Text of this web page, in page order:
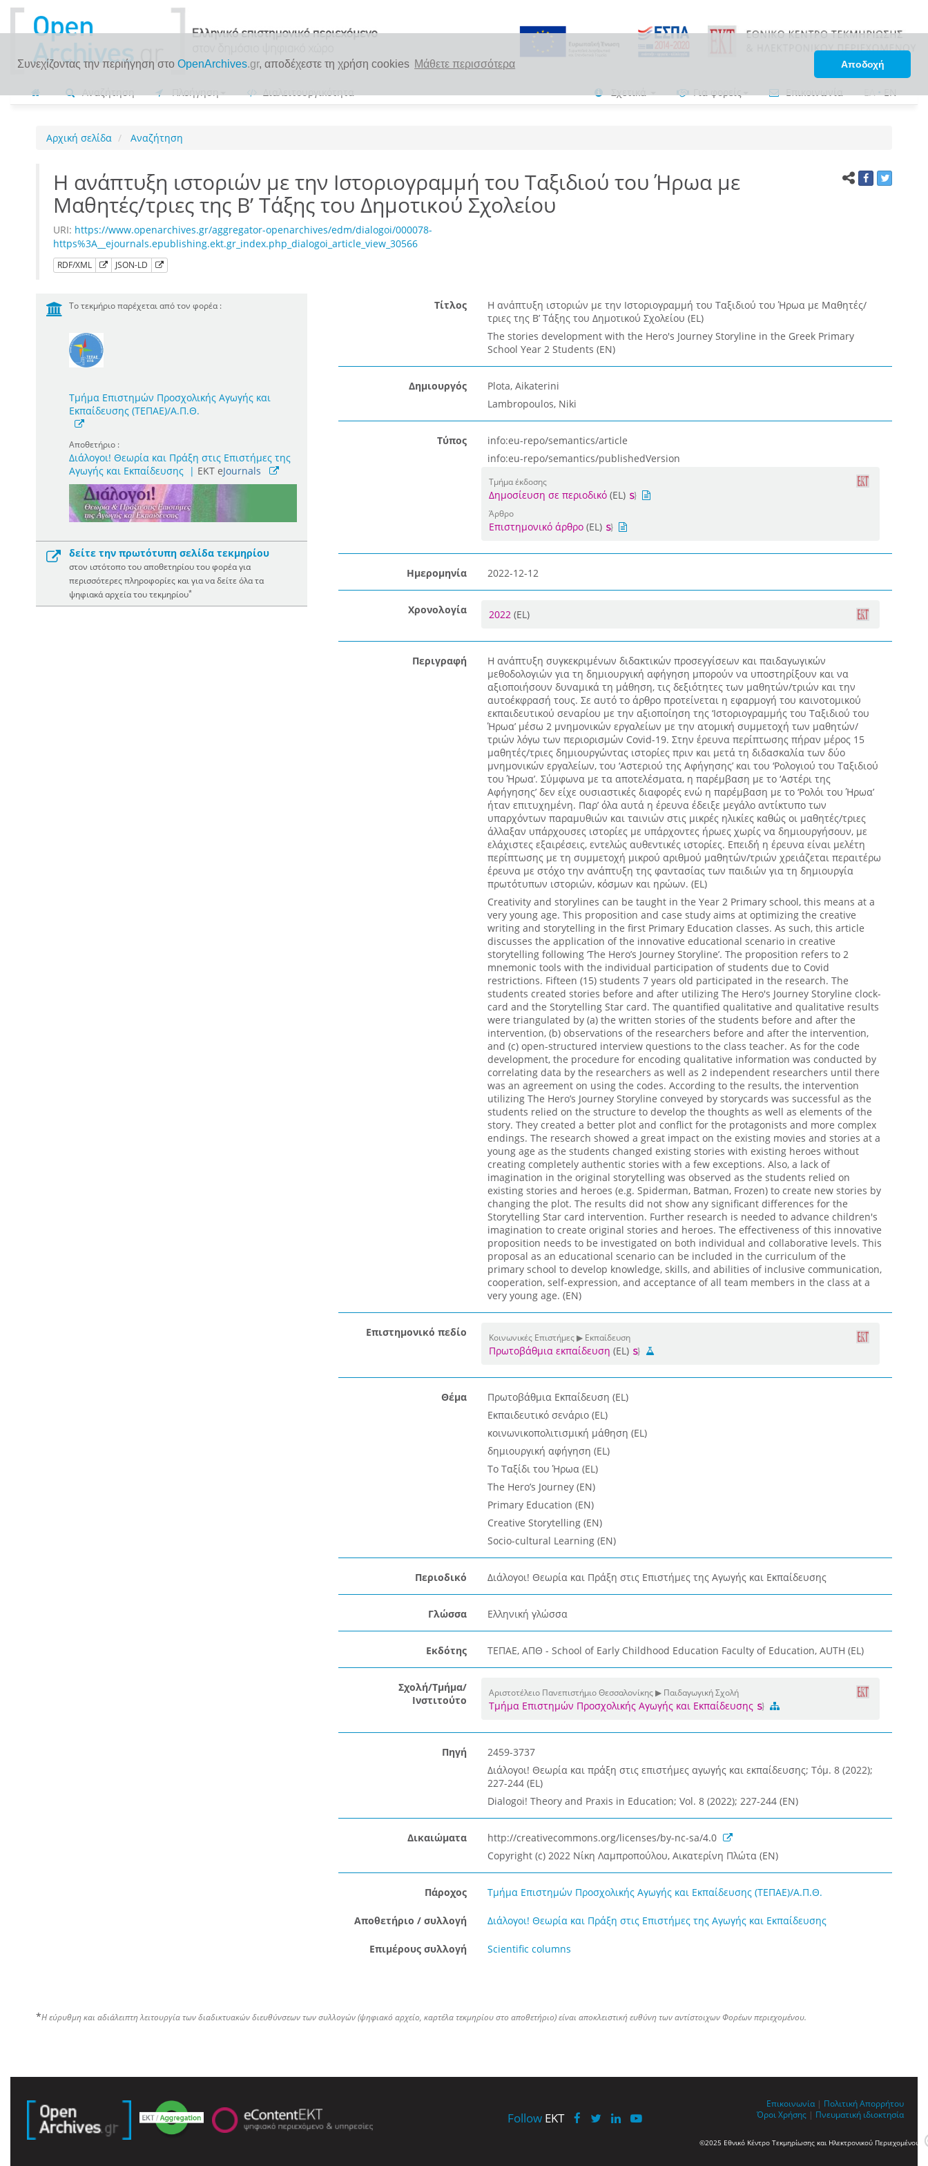
Συνεχίζοντας την περιήγηση στο OpenArchives.gr, αποδέχεστε τη χρήση cookies Μάθετε περισσότερα Αποδοχή
Αναζήτηση Πλοήγηση Διαλειτουργικότητα Σχετικά Για φορείς Επικοινωνία ΕΛ•EN
Αρχική σελίδα Αναζήτηση
Η ανάπτυξη ιστοριών με την Ιστοριογραμμή του Ταξιδιού του Ήρωα με
Μαθητές/τριες της Β’ Τάξης του Δημοτικού Σχολείου
URI: https://www.openarchives.gr/aggregator-openarchives/edm/dialogoi/000078-
https%3A__ejournals.epublishing.ekt.gr_index.php_dialogoi_article_view_30566
RDF/XML JSON-LD
Το τεκμήριο παρέχεται από τον φορέα :
Τμήμα Επιστημών Προσχολικής Αγωγής και
Εκπαίδευσης (ΤΕΠΑΕ)/Α.Π.Θ.
Αποθετήριο :
Διάλογοι! Θεωρία και Πράξη στις Επιστήμες της
Αγωγής και Εκπαίδευσης | ΕΚΤ eJournals
δείτε την πρωτότυπη σελίδα τεκμηρίου
στον ιστότοπο του αποθετηρίου του φορέα για
περισσότερες πληροφορίες και για να δείτε όλα τα
ψηφιακά αρχεία του τεκμηρίου*
Τίτλος
Η ανάπτυξη ιστοριών με την Ιστοριογραμμή του Ταξιδιού του Ήρωα με Μαθητές/
τριες της Β’ Τάξης του Δημοτικού Σχολείου (EL)
The stories development with the Hero's Journey Storyline in the Greek Primary
School Year 2 Students (EN)
Δημιουργός
Plota, Aikaterini
Lambropoulos, Niki
Τύπος
info:eu-repo/semantics/article
info:eu-repo/semantics/publishedVersion
Τμήμα έκδοσης
Δημοσίευση σε περιοδικό(EL)
Άρθρο
Επιστημονικό άρθρο(EL)
Ημερομηνία 2022-12-12
Χρονολογία 2022 (EL)
Περιγραφή
Η ανάπτυξη συγκεκριμένων διδακτικών προσεγγίσεων και παιδαγωγικών
μεθοδολογιών για τη δημιουργική αφήγηση μπορούν να υποστηρίξουν και να
αξιοποιήσουν δυναμικά τη μάθηση, τις δεξιότητες των μαθητών/τριών και την
αυτοέκφρασή τους. Σε αυτό το άρθρο προτείνεται η εφαρμογή του καινοτομικού
εκπαιδευτικού σεναρίου με την αξιοποίηση της ‘Ιστοριογραμμής του Ταξιδιού του
Ήρωα’ μέσω 2 μνημονικών εργαλείων με την ατομική συμμετοχή των μαθητών/
τριών λόγω των περιορισμών Covid-19. Στην έρευνα περίπτωσης πήραν μέρος 15
μαθητές/τριες δημιουργώντας ιστορίες πριν και μετά τη διδασκαλία των δύο
μνημονικών εργαλείων, του ‘Αστεριού της Αφήγησης’ και του ‘Ρολογιού του Ταξιδιού
του Ήρωα’. Σύμφωνα με τα αποτελέσματα, η παρέμβαση με το ‘Αστέρι της
Αφήγησης’ δεν είχε ουσιαστικές διαφορές ενώ η παρέμβαση με το ‘Ρολόι του Ήρωα’
ήταν επιτυχημένη. Παρ’ όλα αυτά η έρευνα έδειξε μεγάλο αντίκτυπο των
υπαρχόντων παραμυθιών και ταινιών στις μικρές ηλικίες καθώς οι μαθητές/τριες
άλλαξαν υπάρχουσες ιστορίες με υπάρχοντες ήρωες χωρίς να δημιουργήσουν, με
ελάχιστες εξαιρέσεις, εντελώς αυθεντικές ιστορίες. Επειδή η έρευνα είναι μελέτη
περίπτωσης με τη συμμετοχή μικρού αριθμού μαθητών/τριών χρειάζεται περαιτέρω
έρευνα με στόχο την ανάπτυξη της φαντασίας των παιδιών για τη δημιουργία
πρωτότυπων ιστοριών, κόσμων και ηρώων. (EL)
Creativity and storylines can be taught in the Year 2 Primary school, this means at a
very young age. This proposition and case study aims at optimizing the creative
writing and storytelling in the first Primary Education classes. As such, this article
discusses the application of the innovative educational scenario in creative
storytelling following ‘The Hero’s Journey Storyline’. The proposition refers to 2
mnemonic tools with the individual participation of students due to Covid
restrictions. Fifteen (15) students 7 years old participated in the research. The
students created stories before and after utilizing The Hero's Journey Storyline clock-
card and the Storytelling Star card. The quantified qualitative and qualitative results
were triangulated by (a) the written stories of the students before and after the
intervention, (b) observations of the researchers before and after the intervention,
and (c) open-structured interview questions to the class teacher. As for the code
development, the procedure for encoding qualitative information was conducted by
correlating data by the researchers as well as 2 independent researchers until there
was an agreement on using the codes. According to the results, the intervention
utilizing The Hero’s Journey Storyline conveyed by storycards was successful as the
students relied on the structure to develop the thoughts as well as elements of the
story. They created a better plot and conflict for the protagonists and more complex
endings. The research showed a great impact on the existing movies and stories at a
young age as the students changed existing stories with existing heroes without
creating completely authentic stories with a few exceptions. Also, a lack of
imagination in the original storytelling was observed as the students relied on
existing stories and heroes (e.g. Spiderman, Batman, Frozen) to create new stories by
changing the plot. The results did not show any significant differences for the
Storytelling Star card intervention. Further research is needed to advance children's
imagination to create original stories and heroes. The effectiveness of this innovative
proposition needs to be investigated on both individual and collaborative levels. This
proposal as an educational scenario can be included in the curriculum of the
primary school to develop knowledge, skills, and abilities of inclusive communication,
cooperation, self-expression, and acceptance of all team members in the class at a
very young age. (EN)
Επιστημονικό πεδίο Κοινωνικές Επιστήμες ▶ Εκπαίδευση
Πρωτοβάθμια εκπαίδευση (EL)
Θέμα
Πρωτοβάθμια Εκπαίδευση (EL)
Εκπαιδευτικό σενάριο (EL)
κοινωνικοπολιτισμική μάθηση (EL)
δημιουργική αφήγηση (EL)
Το Ταξίδι του Ήρωα (EL)
The Hero’s Journey (EN)
Primary Education (EN)
Creative Storytelling (EN)
Socio-cultural Learning (EN)
Περιοδικό Διάλογοι! Θεωρία και Πράξη στις Επιστήμες της Αγωγής και Εκπαίδευσης
Γλώσσα Ελληνική γλώσσα
Εκδότης ΤΕΠΑΕ, ΑΠΘ - School of Early Childhood Education Faculty of Education, AUTH (EL)
Σχολή/Τμήμα/
Ινστιτούτο
Αριστοτέλειο Πανεπιστήμιο Θεσσαλονίκης ▶ Παιδαγωγική Σχολή
Τμήμα Επιστημών Προσχολικής Αγωγής και Εκπαίδευσης
Πηγή
2459-3737
Διάλογοι! Θεωρία και πράξη στις επιστήμες αγωγής και εκπαίδευσης; Τόμ. 8 (2022);
227-244 (EL)
Dialogoi! Theory and Praxis in Education; Vol. 8 (2022); 227-244 (EN)
Δικαιώματα
http://creativecommons.org/licenses/by-nc-sa/4.0
Copyright (c) 2022 Νίκη Λαμπροπούλου, Αικατερίνη Πλώτα (EN)
Πάροχος Τμήμα Επιστημών Προσχολικής Αγωγής και Εκπαίδευσης (ΤΕΠΑΕ)/Α.Π.Θ.
Αποθετήριο / συλλογή Διάλογοι! Θεωρία και Πράξη στις Επιστήμες της Αγωγής και Εκπαίδευσης
Επιμέρους συλλογή Scientific columns
*Η εύρυθμη και αδιάλειπτη λειτουργία των διαδικτυακών διευθύνσεων των συλλογών (ψηφιακό αρχείο, καρτέλα τεκμηρίου στο αποθετήριο) είναι αποκλειστική ευθύνη των αντίστοιχων Φορέων περιεχομένου.
Follow EKT
Επικοινωνία | Πολιτική Απορρήτου
Όροι Χρήσης | Πνευματική ιδιοκτησία
©2025 Εθνικό Κέντρο Τεκμηρίωσης και Ηλεκτρονικού Περιεχομένου